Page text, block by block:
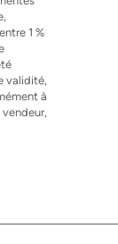
1 %
validité,
à
vendeur,